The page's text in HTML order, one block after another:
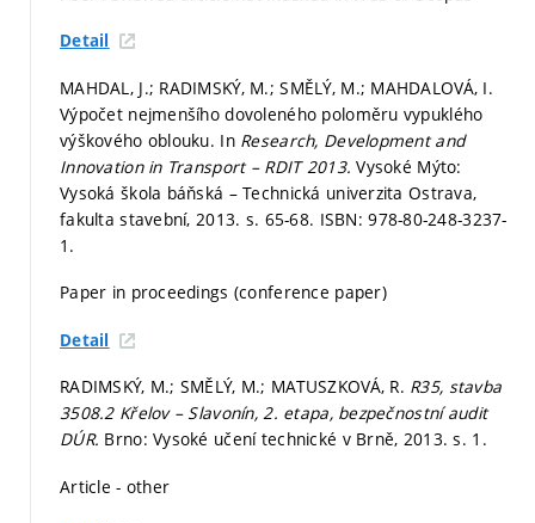
Detail
MAHDAL, J.; RADIMSKÝ, M.; SMĚLÝ, M.; MAHDALOVÁ, I.
Výpočet nejmenšího dovoleného poloměru vypuklého
výškového oblouku. In Research, Development and
Innovation in Transport – RDIT 2013.Vysoké Mýto:
Vysoká škola báňská – Technická univerzita Ostrava,
fakulta stavební, 2013. s. 65-68. ISBN: 978-80-248-3237-
1.
Paper in proceedings (conference paper)
Detail
RADIMSKÝ, M.; SMĚLÝ, M.; MATUSZKOVÁ, R. R35, stavba
3508.2 Křelov – Slavonín, 2. etapa, bezpečnostní audit
DÚR. Brno: Vysoké učení technické v Brně, 2013.s. 1.
Article - other